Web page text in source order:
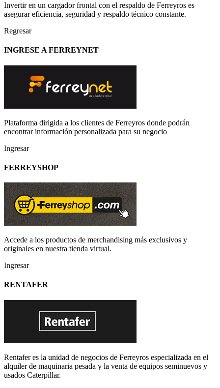
Invertir en un cargador frontal con el respaldo de Ferreyros es
asegurar eficiencia, seguridad y respaldo técnico constante.
Regresar
INGRESE A FERREYNET
Plataforma dirigida a los clientes de Ferreyros donde podrán
encontrar información personalizada para su negocio
Ingresar
FERREYSHOP
Accede a los productos de merchandising más exclusivos y
originales en nuestra tienda virtual.
Ingresar
RENTAFER
Rentafer es la unidad de negocios de Ferreyros especializada en el
alquiler de maquinaria pesada y la venta de equipos seminuevos y
usados Caterpillar.